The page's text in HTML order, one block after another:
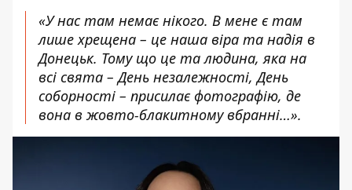
«У нас там немає нікого. В мене є там
лише хрещена – це наша віра та надія в
Донецьк. Тому що це та людина, яка на
всі свята – День незалежності, День
соборності – присилає фотографію, де
вона в жовто-блакитному вбранні…».